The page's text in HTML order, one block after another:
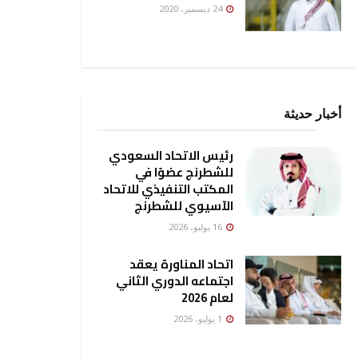
24 ديسمبر، 2020
أخبار حديثة
رئيس الاتحاد السعودي
للشطرنج عضوًا في
المكتب التنفيذي للاتحاد
الآسيوي للشطرنج
اتحاد المناورة يعقد
اجتماعه الدوري الثاني
لعام 2026